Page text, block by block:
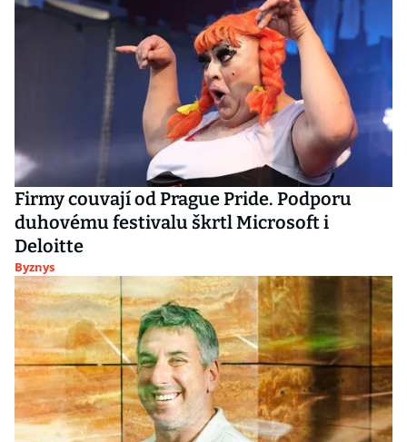
Firmy couvají od Prague Pride. Podporu
duhovému festivalu škrtl Microsoft i
Deloitte
Byznys